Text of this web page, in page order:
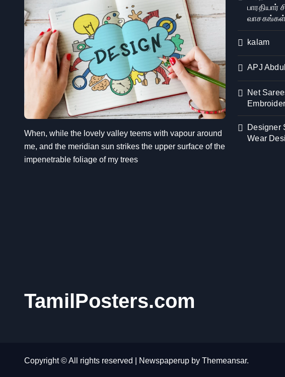
When, while the lovely valley teems with vapour around
me, and the meridian sun strikes the upper surface of the
impenetrable foliage of my trees
வாசகங்கள்
kalam
APJ
Net
Designer
Wear
TamilPosters.com
Copyright © All rights reserved Newspaperup by Themeansar.